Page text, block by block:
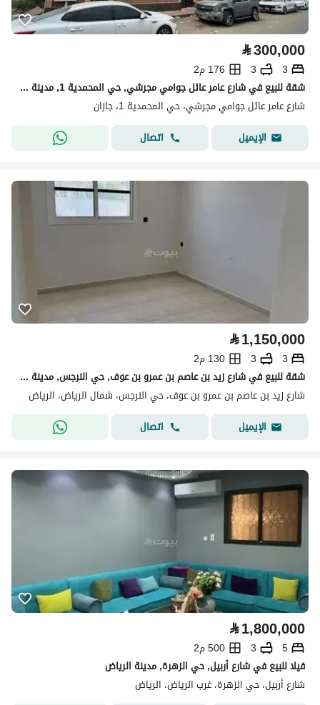
⃁300,000
3
3
176 م2
شقة للبيع في شارع عامر عائل جوامي مجرشي, حي المحمدية 1, مدينة جازان, منطقة جازان
شارع عامر عائل جوامي مجرشي، حي المحمدية 1، جازان
الإيميل
اتصال
⃁1,150,000
3
3
130 م2
شقة للبيع في شارع زيد بن عاصم بن عمرو بن عوف, حي النرجس, مدينة الرياض, منطقة الرياض
شارع زيد بن عاصم بن عمرو بن عوف، حي النرجس، شمال الرياض، الرياض
الإيميل
اتصال
⃁1,800,000
5
3
500 م2
فيلا للبيع في شارع أربيل, حي الزهرة, مدينة الرياض
شارع أربيل، حي الزهرة، غرب الرياض، الرياض